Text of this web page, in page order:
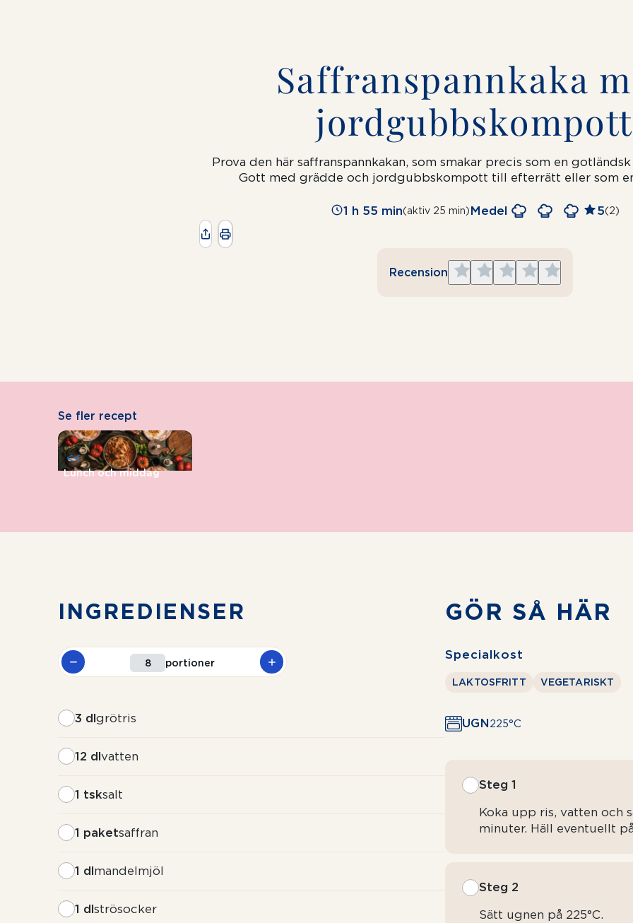
Saffranspannkaka
jordgubbs­kompott
Prova den här saffranspannkakan, som smakar precis som en gotländsk
Gott med grädde och jordgubbskompott till efterrätt eller som
1 h 55 min(aktiv 25 min)Medel 5(2)
Recension
Give
5
Give
4
Give
3
Give
2
Give
1
Se fler recept
Lunch och middag
<<
INGREDIENSER
portioner
3 dlgrötris
12 dlvatten
1 tsksalt
1 paketsaffran
1 dlmandelmjöl
1 dlströsocker
GÖR SÅ HÄR
Specialkost
LAKTOSFRITT VEGETARISKT
UGN225°C
Steg 1
Koka upp ris, vatten och
minuter. Häll eventuellt
Steg 2
Sätt ugnen på 225°C.